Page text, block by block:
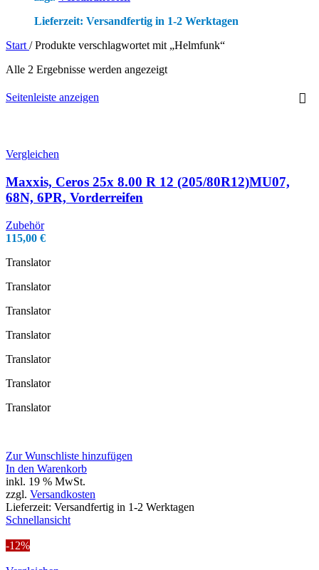
Lieferzeit: Versandfertig in 1-2 Werktagen
Start / Produkte verschlagwortet mit „Helmfunk“
Alle 2 Ergebnisse werden angezeigt
Seitenleiste anzeigen
Vergleichen
Maxxis, Ceros 25x 8.00 R 12 (205/80R12)MU07,
68N, 6PR, Vorderreifen
Zubehör
115,00 €
Translator
Translator
Translator
Translator
Translator
Translator
Translator
Zur Wunschliste hinzufügen
In den Warenkorb
inkl. 19 % MwSt.
zzgl. Versandkosten
Lieferzeit: Versandfertig in 1-2 Werktagen
Schnellansicht
-12%